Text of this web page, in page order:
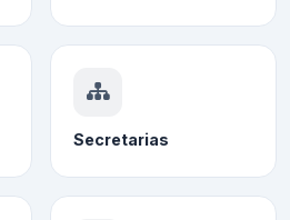
Secretarias